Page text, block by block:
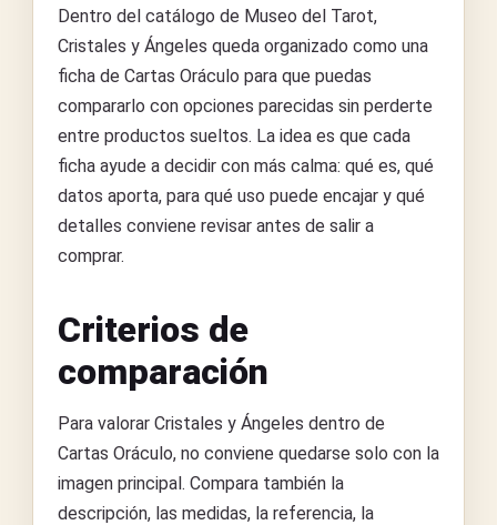
Dentro del catálogo de Museo del Tarot,
Cristales y Ángeles queda organizado como una
ficha de Cartas Oráculo para que puedas
compararlo con opciones parecidas sin perderte
entre productos sueltos. La idea es que cada
ficha ayude a decidir con más calma: qué es, qué
datos aporta, para qué uso puede encajar y qué
detalles conviene revisar antes de salir a
comprar.
Criterios de
comparación
Para valorar Cristales y Ángeles dentro de
Cartas Oráculo, no conviene quedarse solo con la
imagen principal. Compara también la
descripción, las medidas, la referencia, la